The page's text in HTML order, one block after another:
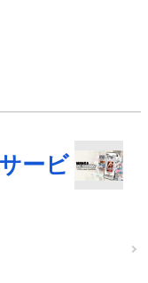
ービ